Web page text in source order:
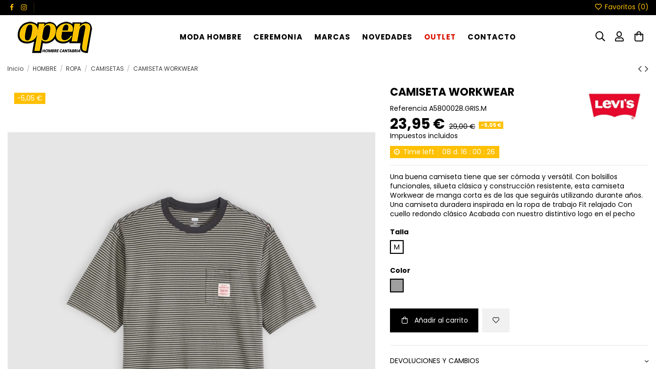
Favoritos (0)
MODA HOMBRE CEREMONIA MARCAS NOVEDADES OUTLET CONTACTO
Inicio HOMBRE ROPA CAMISETAS CAMISETA WORKWEAR
-5,05 € CAMISETA WORKWEAR
Referencia A5800028.GRIS.M
23,95 € 29,00 € -5,05 €
Impuestos incluidos
Time left
08 d. 16 :00 :24
Una buena camiseta tiene que ser cómoda y versátil. Con bolsillos
funcionales, silueta clásica y construcción resistente, esta camiseta
Workwear de manga corta es de las que seguirás utilizando durante años.
Una camiseta duradera inspirada en la ropa de trabajo Fit relajado Con
cuello redondo clásico Acabada con nuestro distintivo logo en el pecho
Talla
M
Color
Añadir al carrito
DEVOLUCIONES Y CAMBIOS